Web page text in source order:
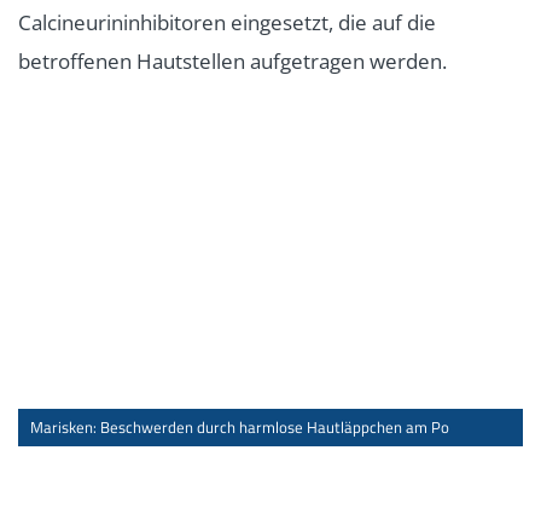
Calcineurininhibitoren eingesetzt, die auf die
betroffenen Hautstellen aufgetragen werden.
Marisken: Beschwerden durch harmlose Hautläppchen am Po